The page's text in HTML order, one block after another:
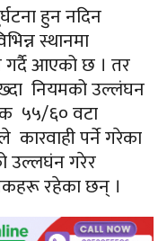
हुन नदिन
स्थानमा
गर्दै आएको छ । तर
नियमकोउल्लंघन
५५/६०वटा
कारवाही पर्ने गरेका
उल्लघंनगरेर
रहेका छन् ।